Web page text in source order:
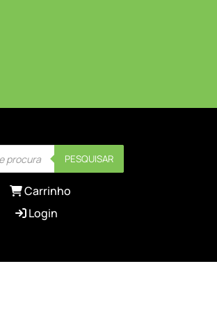
PESQUISAR
Carrinho
Login